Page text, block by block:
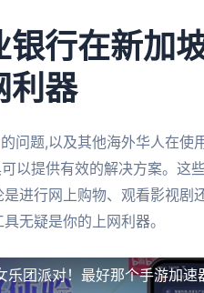
行在新加
利器
问题,以及其他海外华人在使
以提供有效的解决方案。这
进行网上购物、观看影视剧
无疑是你的上网利器。
乐团派对！最好那个手游加速